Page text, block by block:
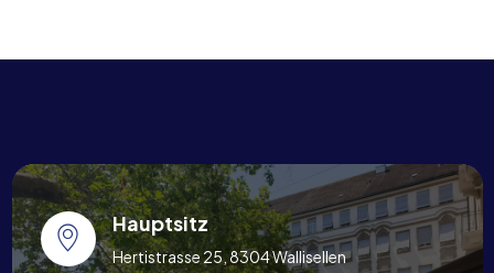
Hauptsitz
Hertistrasse 25, 8304 Wallisellen